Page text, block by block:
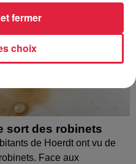
sort des robinets
de Hoerdt ont vu de
Face aux
choix
fermer